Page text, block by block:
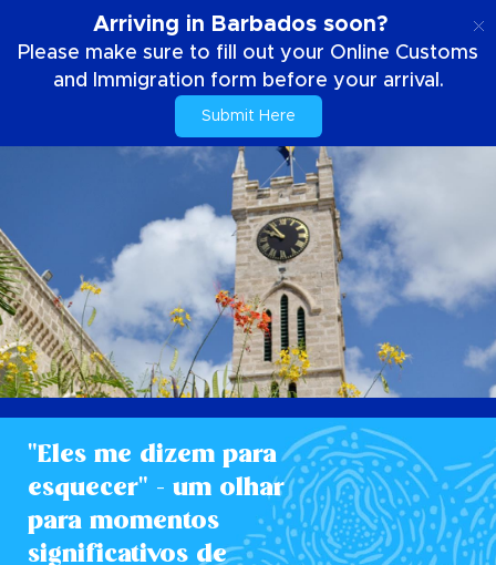
Arriving in Barbados soon?
Please make sure to fill out your Online Customs
and Immigration form before your arrival.
Submit Here
"Eles me dizem para
esquecer" - um olhar
para momentos
significativos de